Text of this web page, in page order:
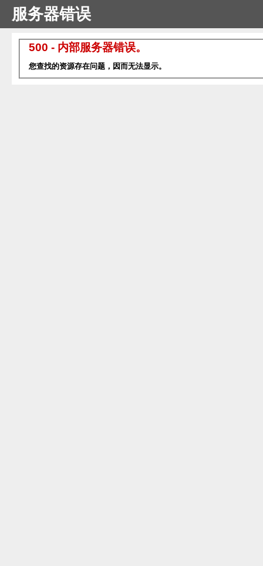
服务器错误
500 - 内部服务器错误。
您查找的资源存在问题，因而无法显示。